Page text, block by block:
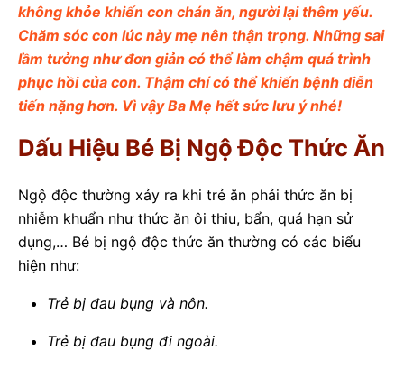
không khỏe khiến con chán ăn, người lại thêm yếu.
Chăm sóc con lúc này mẹ nên thận trọng. Những sai
lầm tưởng như đơn giản có thể làm chậm quá trình
phục hồi của con. Thậm chí có thể khiến bệnh diễn
tiến nặng hơn. Vì vậy Ba Mẹ hết sức lưu ý nhé!
Dấu Hiệu Bé Bị Ngộ Độc Thức Ăn
Ngộ độc thường xảy ra khi trẻ ăn phải thức ăn bị
nhiễm khuẩn như thức ăn ôi thiu, bẩn, quá hạn sử
dụng,… Bé bị ngộ độc thức ăn thường có các biểu
hiện như:
Trẻ bị đau bụng và nôn.
Trẻ bị đau bụng đi ngoài.